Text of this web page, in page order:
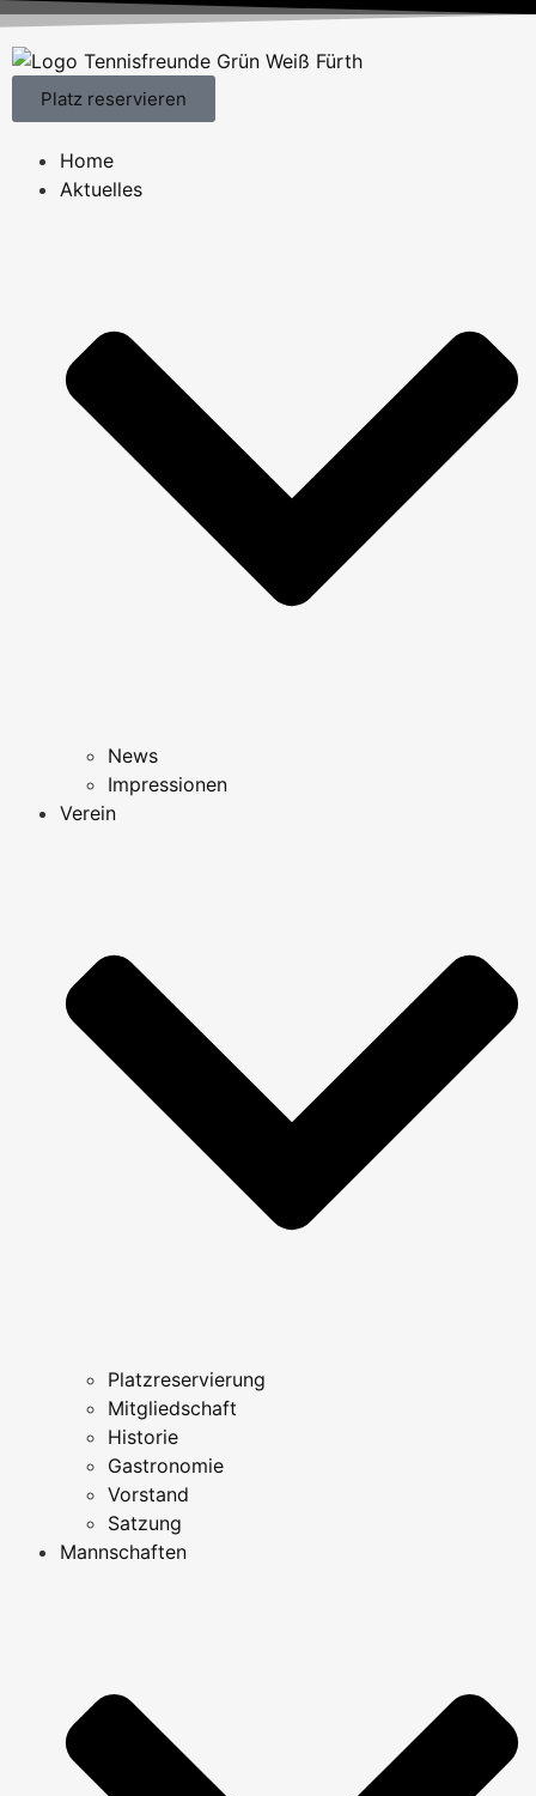
Platz reservieren
Home
Aktuelles
News
Impressionen
Verein
Platzreservierung
Mitgliedschaft
Historie
Gastronomie
Vorstand
Satzung
Mannschaften